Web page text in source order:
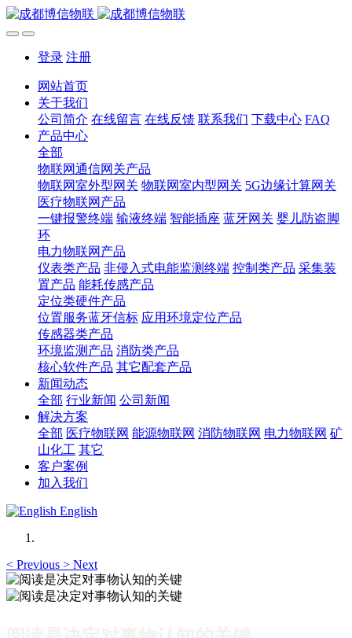
登录 注册
网站首页
关于我们
公司简介 在线留言 在线反馈 联系我们 下载中心 FAQ
产品中心
全部
物联网通信网关产品
物联网室外型网关 物联网室内型网关 5G边缘计算网关
医疗物联网产品
一键报警终端 输液终端 智能插座 蓝牙网关 婴儿防盗脚
环
电力物联网产品
仪表类产品 非侵入式电能监测终端 控制类产品 采集装
置产品 能耗传感产品
定位类硬件产品
位置服务蓝牙信标 应用环境定位产品
传感器类产品
环境监测产品 消防类产品
核心软件产品 其它配套产品
新闻动态
全部 行业新闻 公司新闻
解决方案
全部 医疗物联网 能源物联网 消防物联网 电力物联网 矿
山化工 其它
客户案例
加入我们
English
< Previous > Next